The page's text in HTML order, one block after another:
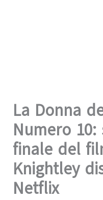
La Donna
Numero
finale del
Knightley
Netflix